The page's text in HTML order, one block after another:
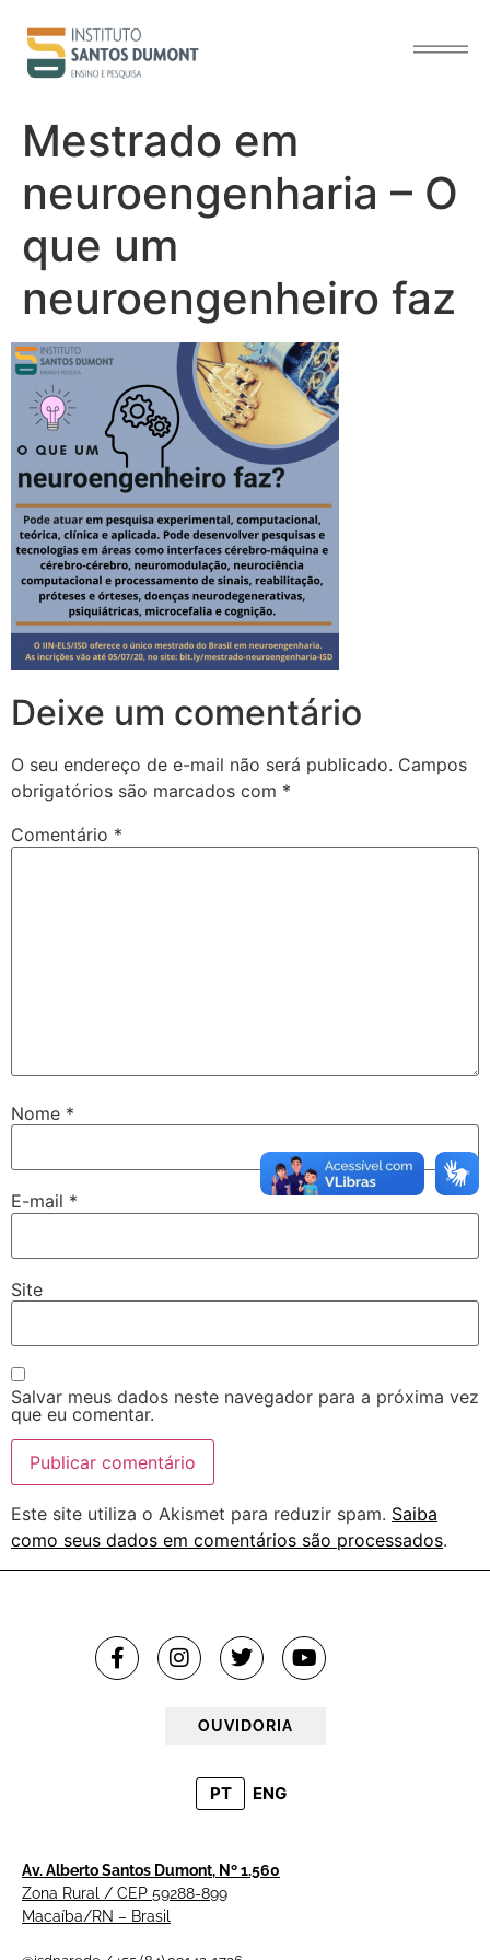
conteúdo
Mestrado em
neuroengenharia – O
que um
neuroengenheiro faz
Deixe um comentário
O seu endereço de e-mail não será publicado. Campos
obrigatórios são marcados com *
Comentário *
Nome *
E-mail *
Site
Salvar meus dados neste navegador para a próxima vez
que eu comentar.
Este site utiliza o Akismet para reduzir spam. Saiba
como seus dados em comentários são processados.
OUVIDORIA
PT ENG
Av. Alberto Santos Dumont, Nº 1.560
Zona Rural / CEP 59288-899
Macaíba/RN – Brasil